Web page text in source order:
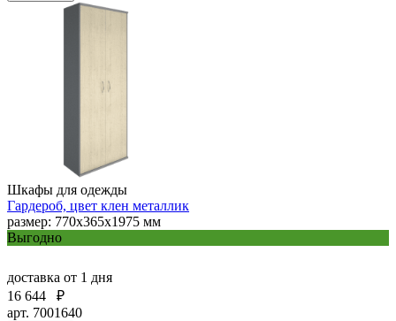
Шкафы для одежды
Гардероб, цвет клен металлик
размер: 770х365х1975 мм
Выгодно
доставка от 1 дня
16 644
₽
арт. 7001640